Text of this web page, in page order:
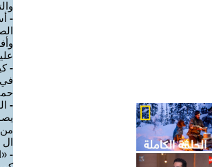
-
-
في
-
ال
-